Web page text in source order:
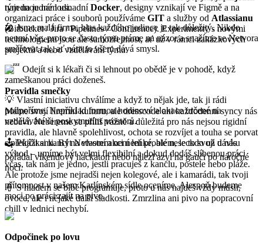
tým na jedné lodi.
🎤 Jsme malá firma, hlas každého jedince je tak důležitý. Nikdo
neumí vše, proto se často týmu ptáme na názor a snažíme se Netvora
směřovat tak, ať nám to všem dává smysl.
😴 Odejít si k lékaři či si lehnout po obědě je v pohodě, když
zameškanou práci doženeš.
💡 Vlastní iniciativu chválíme a když to nějak jde, tak ji rádi
podpoříme. Například formou hodinové alokace určené na
vzdělávání či poskytnutím prostorů.
🕹️ Půjčit si kancl na vlastní akci není problém, leckdo už u nás
pořádal víkendový hackaton nebo nalezl azyl na gauči po náročné
noci.
🍦 S hladem se blbě programuje, proto u nás najdeš vždy müsli,
ovoce, ale i nějaké další sladkosti. Zmrzlina ani pivo na popracovní
chill v lednici nechybí.
najednou nám usnadníDocker, designy vznikají ve Figmě a na
organizaci práce i souborů používáme GIT a služby od Atlassianu
(Bitbucket / Jira / Pipelines / Confluence). Experimenty s novými
technologiemi jsou ale samozřejmost, ať už v rámci zakázkových
projektů a nebo vzdělávání týmu.
Pravidla smečky
Máme svojí firemní kulturu, ale dresscode ani každodenní syncy nás
nebaví. Nebereme se příliš vážně a důležitá pro nás nejsou rigidní
pravidla, ale hlavně spolehlivost, ochota se rozvíjet a touha se porvat
s překážkami. Být Netvorem není lehké, ale nese to svoji dávku
výhod – umíme být velmi flexibilní a dokud dodáš slíbenou práci
včas, tak nám je jedno, jestli pracuješ z kanclu, postele nebo pláže.
Ale protože jsme nejradši nejen kolegové, ale i kamarádi, tak tvoji
přítomnost v našem Karlínském sídle oceníme. Alespoň budeme
moci po práci zajít na pivo.
Odpočinek po lovu